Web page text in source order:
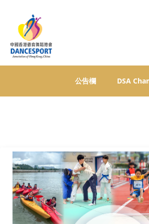
公告欄 DSA